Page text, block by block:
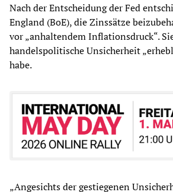
Nach der Entscheidung der Fed
England (BoE), die Zinssätze
vor „anhaltendem Inflationsdruck“.
handelspolitische Unsicherheit
habe.
„Angesichts der gestiegenen